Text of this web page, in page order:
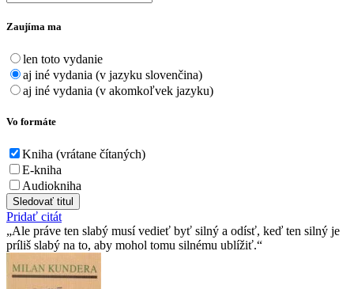
Zaujíma ma
len toto vydanie
aj iné vydania (v jazyku slovenčina)
aj iné vydania (v akomkoľvek jazyku)
Vo formáte
Kniha (vrátane čítaných)
E-kniha
Audiokniha
Sledovať titul
Pridať citát
Ale práve ten slabý musí­ vedieť byť silný a odí­sť, keď ten silný je
prí­liš slabý na to, aby mohol tomu silnému ublí­žiť.